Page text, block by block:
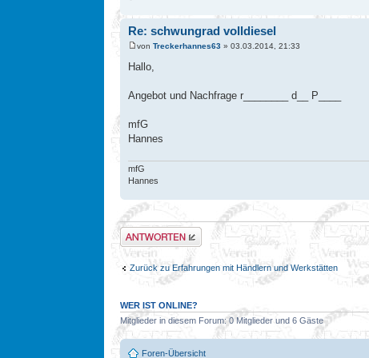
Re: schwungrad volldiesel
von Treckerhannes63 » 03.03.2014, 21:33
Hallo,
Angebot und Nachfrage r________ d__ P____
mfG
Hannes
mfG
Hannes
Antwort erstellen
Zurück zu Erfahrungen mit Händlern und Werkstätten
WER IST ONLINE?
Mitglieder in diesem Forum: 0 Mitglieder und 6 Gäste
Foren-Übersicht